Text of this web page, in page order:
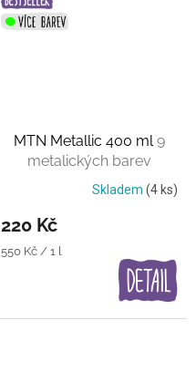
MTN Metallic 400 ml9
metalických barev
Skladem (4 ks)
220 Kč
Měrná
550 Kč / 1 l